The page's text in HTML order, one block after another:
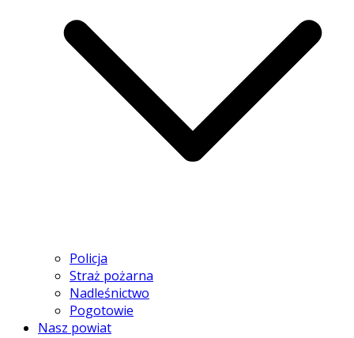
Policja
Straż pożarna
Nadleśnictwo
Pogotowie
Nasz powiat